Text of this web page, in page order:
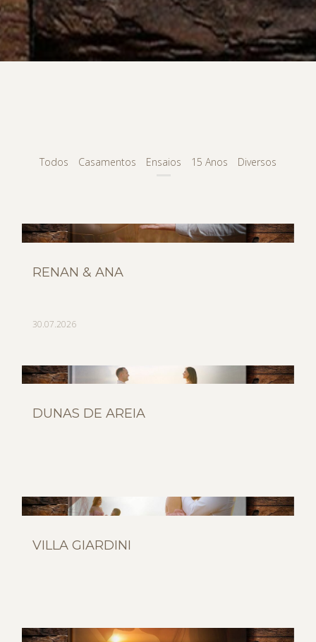
Todos Casamentos Ensaios 15 Anos Diversos
RENAN & ANA
30.07.2026
DUNAS DE AREIA
VILLA GIARDINI